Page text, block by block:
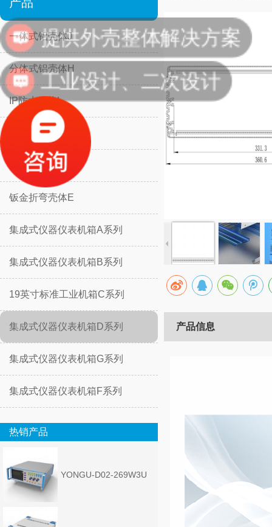
一体式铝壳体J
分体式铝壳体H
IP防水壳体L
IP防水壳体M
挡板防护壳体K
钣金折弯壳体E
集成式仪器仪表机箱A系列
集成式仪器仪表机箱B系列
19英寸标准工业机箱C系列
集成式仪器仪表机箱D系列
集成式仪器仪表机箱G系列
集成式仪器仪表机箱F系列
热销产品
YONGU-D02-269W3U
产品信息
工业设计、二次设计